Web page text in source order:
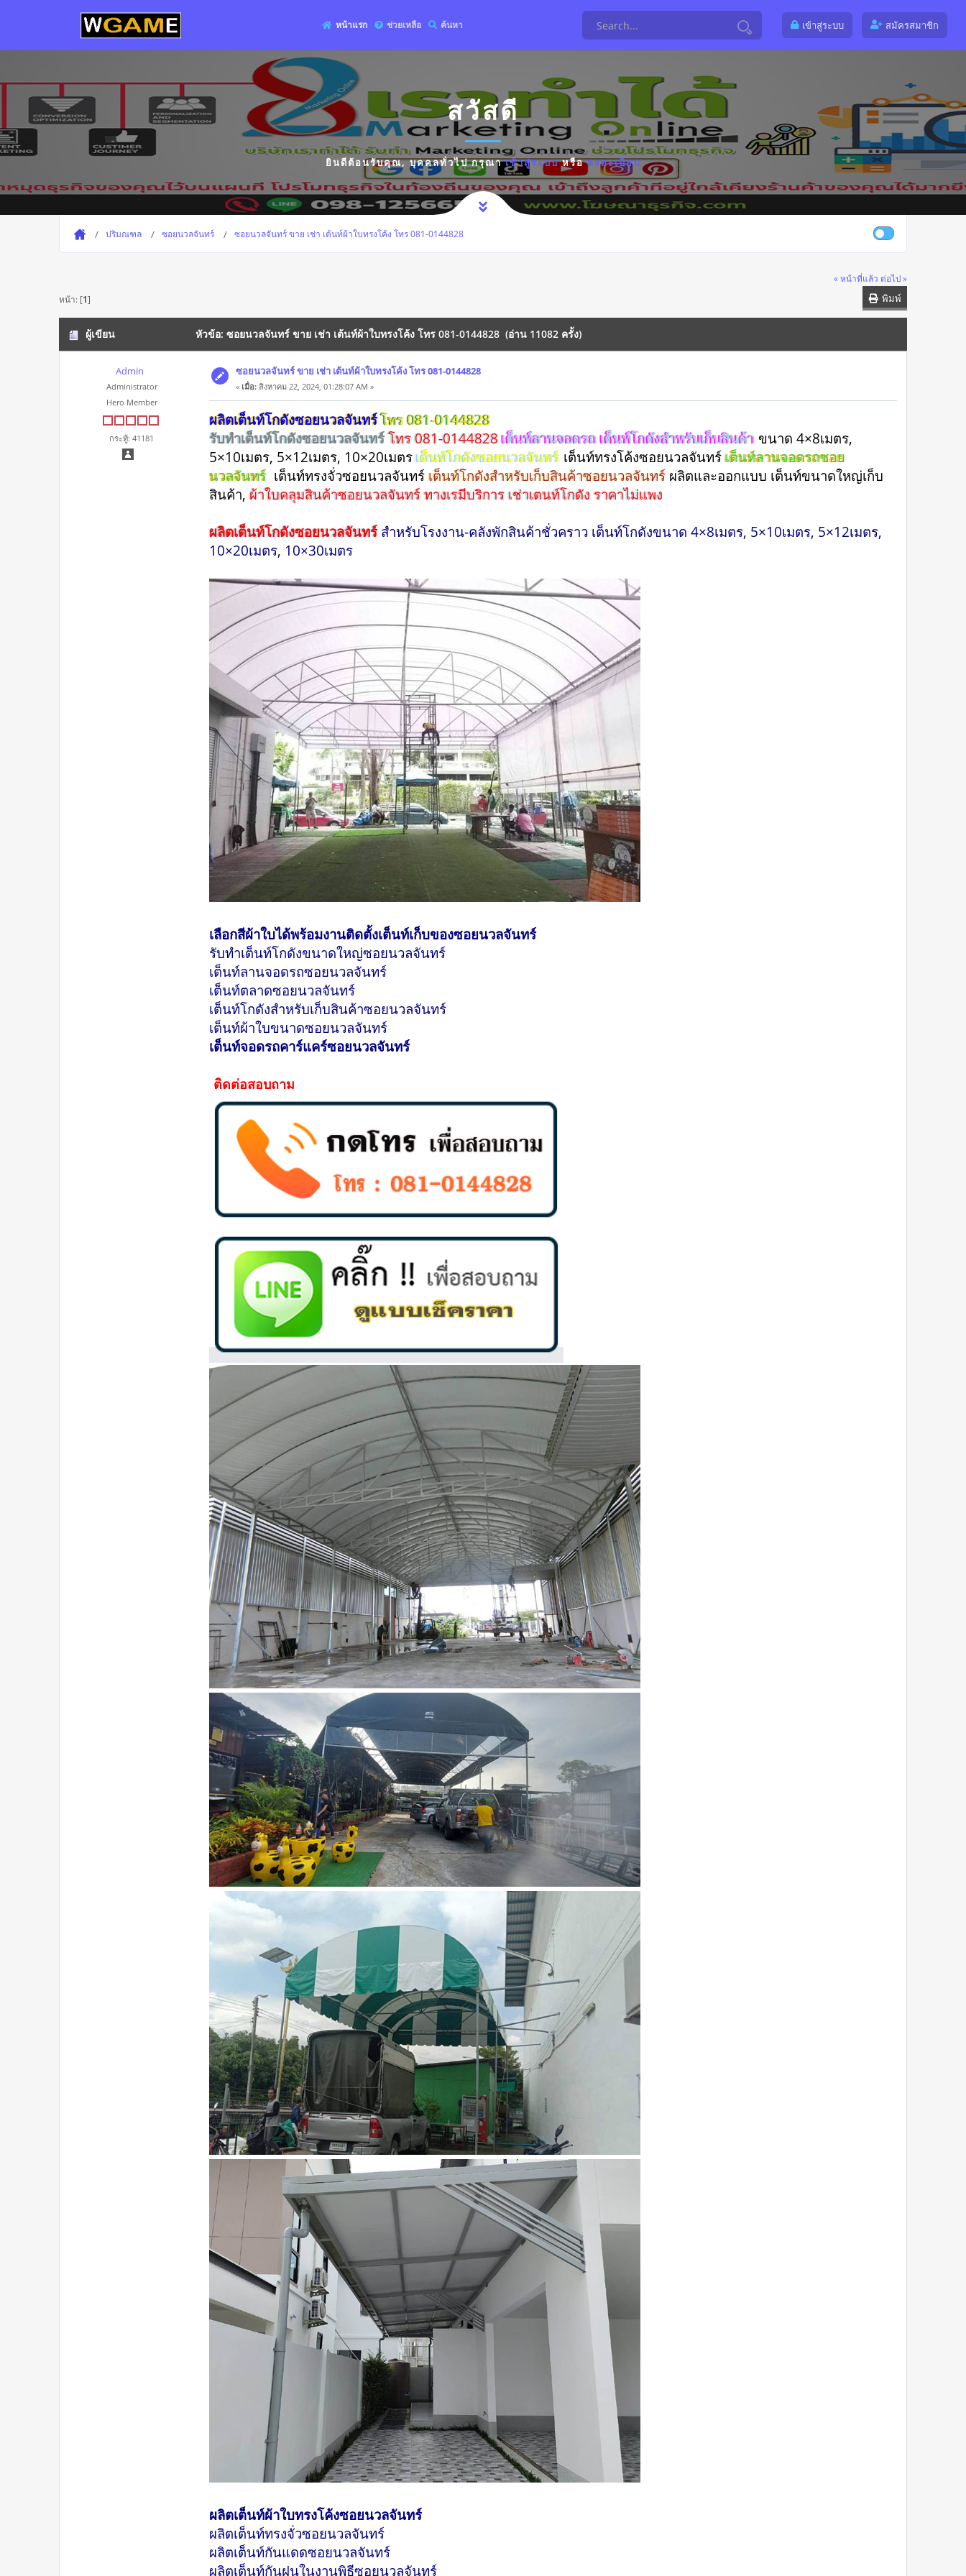
หน้าแรก ช่วยเหลือ ค้นหา เข้าสู่ระบบ สมัครสมาชิก
สวัสดี
ยินดีต้อนรับคุณ,บุคคลทั่วไปกรุณาเข้าสู่ระบบหรือลงทะเบียน
ปริมณฑล ซอยนวลจันทร์ ซอยนวลจันทร์ ขาย เช่า เต้นท์ผ้าใบทรงโค้ง โทร 081-0144828
« หน้าที่แล้ว ต่อไป »
พิมพ์
หน้า: [1]
ผู้เขียน หัวข้อ: ซอยนวลจันทร์ ขาย เช่า เต้นท์ผ้าใบทรงโค้ง โทร 081-0144828 (อ่าน 11082 ครั้ง)
Admin
Administrator
Hero Member
กระทู้: 41181
ซอยนวลจันทร์ ขาย เช่า เต้นท์ผ้าใบทรงโค้ง โทร 081-0144828
« เมื่อ:สิงหาคม 22, 2024, 01:28:07 AM »
ผลิตเต็นท์โกดังซอยนวลจันทร์ โทร 081-0144828
รับทำเต็นท์โกดังซอยนวลจันทร์โทร 081-0144828เต็นท์ลานจอดรถ เต็นท์โกดังสำหรับเก็บสินค้า ขนาด 4×8เมตร,
5×10เมตร, 5×12เมตร, 10×20เมตรเต็นท์โกดังซอยนวลจันทร์ เต็นท์ทรงโค้งซอยนวลจันทร์ เต็นท์ลานจอดรถซอย
นวลจันทร์ เต็นท์ทรงจั่วซอยนวลจันทร์ เต็นท์โกดังสำหรับเก็บสินค้าซอยนวลจันทร์ ผลิตและออกแบบ เต็นท์ขนาดใหญ่เก็บ
สินค้า, ผ้าใบคลุมสินค้าซอยนวลจันทร์ ทางเรมีบริการ เช่าเตนท์โกดัง ราคาไม่แพง
ผลิตเต็นท์โกดังซอยนวลจันทร์ สำหรับโรงงาน-คลังพักสินค้าชั่วคราว เต็นท์โกดังขนาด 4×8เมตร, 5×10เมตร, 5×12เมตร,
10×20เมตร, 10×30เมตร
เลือกสีผ้าใบได้พร้อมงานติดตั้งเต็นท์เก็บของซอยนวลจันทร์
รับทำเต็นท์โกดังขนาดใหญ่ซอยนวลจันทร์
เต็นท์ลานจอดรถซอยนวลจันทร์
เต็นท์ตลาดซอยนวลจันทร์
เต็นท์โกดังสำหรับเก็บสินค้าซอยนวลจันทร์
เต็นท์ผ้าใบขนาดซอยนวลจันทร์
เต็นท์จอดรถคาร์แคร์ซอยนวลจันทร์
ติดต่อสอบถาม
ผลิตเต็นท์ผ้าใบทรงโค้งซอยนวลจันทร์
ผลิตเต็นท์ทรงจั่วซอยนวลจันทร์
ผลิตเต็นท์กันแดดซอยนวลจันทร์
ผลิตเต็นท์กันฝนในงานพิธีซอยนวลจันทร์